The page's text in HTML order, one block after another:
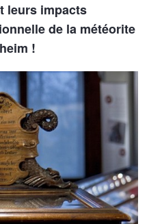
leurs impacts
de la météorite
!